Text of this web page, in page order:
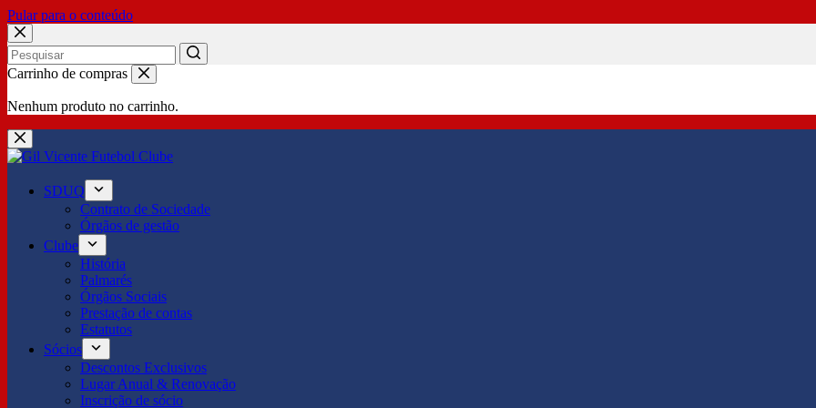
Pular para o conteúdo
No
Carrinho de compras
Nenhum produto no carrinho.
SDUQ
Contrato de Sociedade
Órgãos de gestão
Clube
História
Palmarés
Órgãos Sociais
Prestação de contas
Estatutos
Sócios
Descontos Exclusivos
Lugar Anual & Renovação
Inscrição de sócio